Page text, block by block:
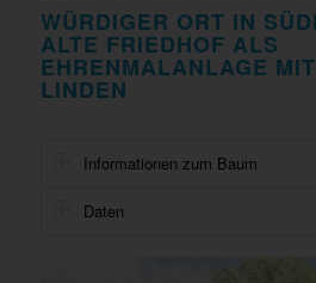
WÜRDIGER ORT IN
ALTE FRIEDHOF ALS
EHRENMALANLAGE
LINDEN
Informationen zum Baum
Daten